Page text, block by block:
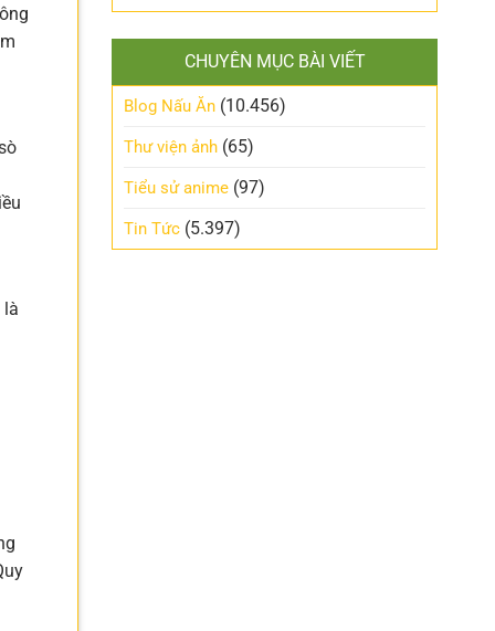
là
CHUYÊN MỤC BÀI VIẾT
Blog Nấu Ăn (10.456)
Thư viện ảnh (65)
Tiểu sử anime (97)
Tin Tức (5.397)